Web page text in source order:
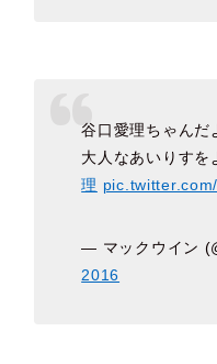
谷口愛理ちゃんだ
大人なあいりすを
理
— マックウイン
2016